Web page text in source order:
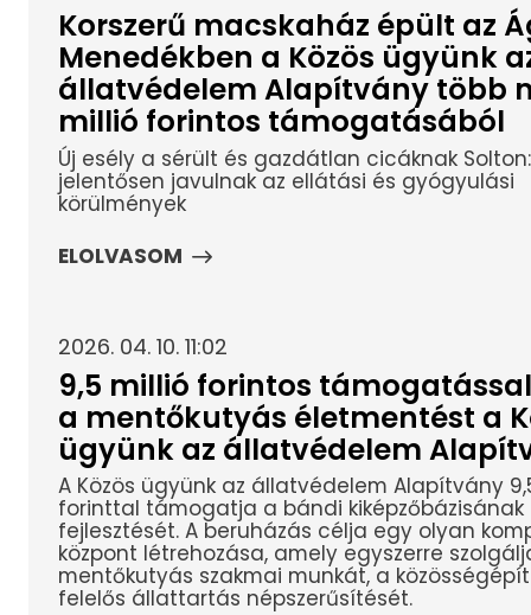
Korszerű macskaház épült az
Menedékben a Közös ügyünk
állatvédelem Alapítvány több
millió forintos támogatásából
Új esély a sérült és gazdátlan cicáknak Solton:
jelentősen javulnak az ellátási és gyógyulási
körülmények
ELOLVASOM
2026. 04. 10. 11:02
9,5 millió forintos
a mentőkutyás életmentést a
ügyünk az állatvédelem
A Közös ügyünk az állatvédelem Alapítvány
forinttal támogatja a bándi kiképzőbázisának
fejlesztését. A beruházás célja egy olyan
központ létrehozása, amely egyszerre
mentőkutyás szakmai munkát, a
felelős állattartás népszerűsítését.